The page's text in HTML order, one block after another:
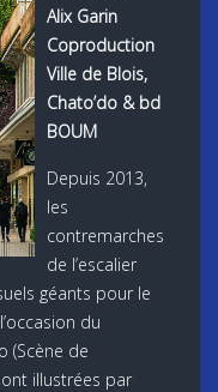
Alix Garin
Coproduction
Ville de Blois,
Chato’do & bd
BOUM
Depuis 2013,
les
contremarches
de l’escalier
géants pour le
du
(Scène de
illustrées par